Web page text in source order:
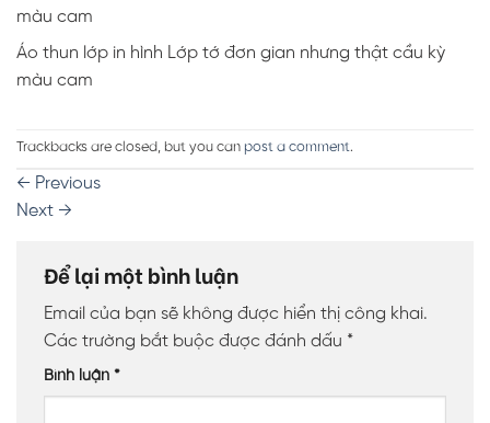
màu cam
Áo thun lớp in hình Lớp tớ đơn gian nhưng thật cầu kỳ
màu cam
Trackbacks are closed, but you can post a comment.
← Previous
Next →
Để lại một bình luận
Email của bạn sẽ không được hiển thị công khai.
Các trường bắt buộc được đánh dấu *
Bình luận *